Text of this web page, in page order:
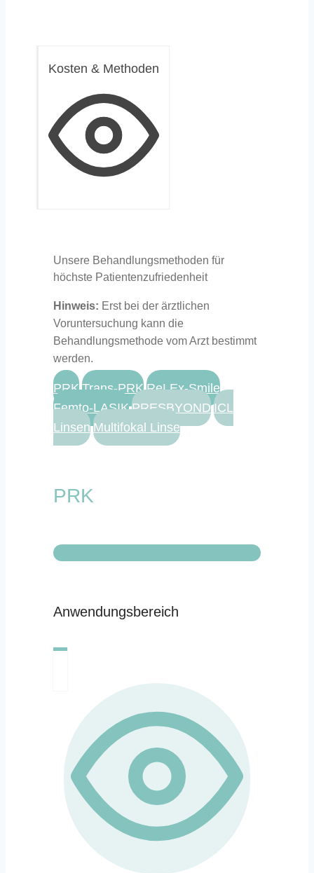
Kosten & Methoden
Unsere Behandlungsmethoden für
höchste Patientenzufriedenheit
Hinweis: Erst bei der ärztlichen
Voruntersuchung kann die
Behandlungsmethode vom Arzt bestimmt
werden.
PRK Trans-PRK ReLEx-Smile
Femto-LASIK PRESBYOND ICL
Linsen Multifokal Linse
PRK
Anwendungsbereich